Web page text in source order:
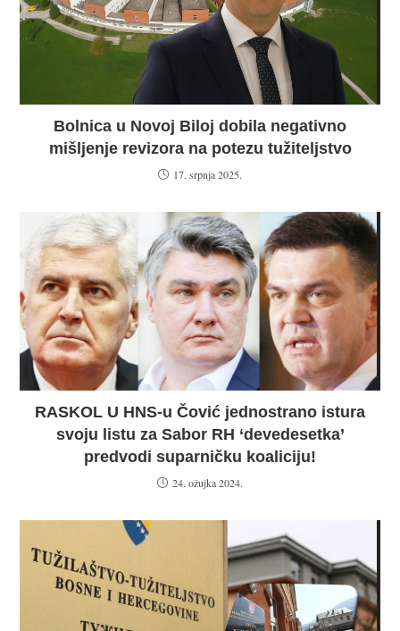
Bolnica u Novoj Biloj dobila negativno
mišljenje revizora na potezu tužiteljstvo
17. srpnja 2025.
RASKOL U HNS-u Čović jednostrano istura
svoju listu za Sabor RH ‘devedesetka’
predvodi suparničku koaliciju!
24. ožujka 2024.